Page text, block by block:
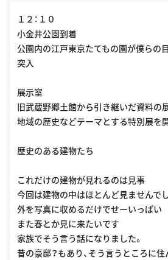
１２：１０
小金井公園到着
公園内の江戸東京たてもの園が僕らの
突入
展示室
旧武蔵野郷土館から引き継いだ資料の
地域の歴史などテーマとする特別展を
歴史のある建物たち
これだけの建物が見れるのは見事
今回は建物の中はほとんど見ませんでし
外を写真に収めるだけでせーいっぱい
また春とか見に来たいです
家族でそう言う話になりました。
昔の豪邸？もあり、そう言うところに